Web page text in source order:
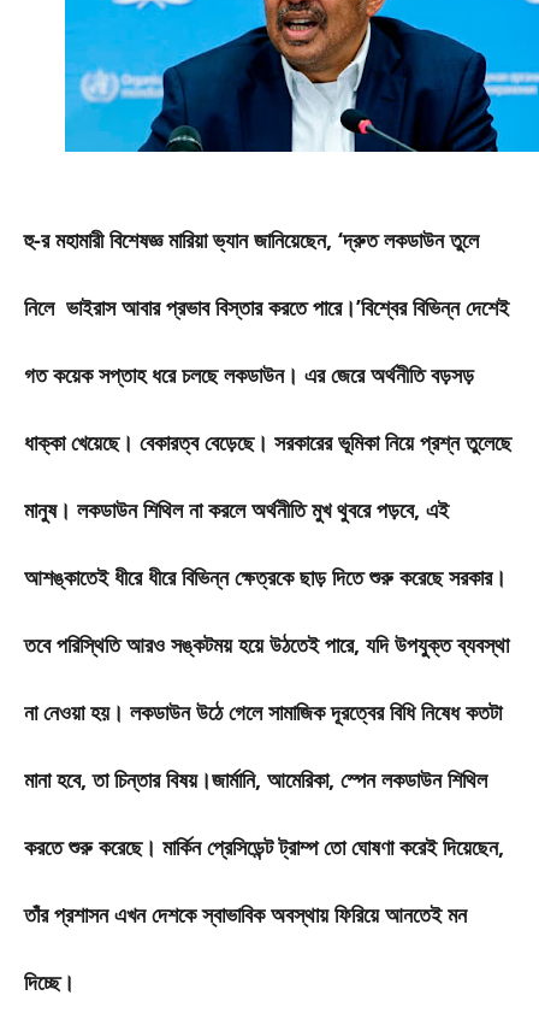
হু-র মহামারী বিশেষজ্ঞ মারিয়া ভ্যান জানিয়েছেন, ‘দ্রুত লকডাউন তুলে
নিলে ভাইরাস আবার প্রভাব বিস্তার করতে পারে।’বিশ্বের বিভিন্ন দেশেই
গত কয়েক সপ্তাহ ধরে চলছে লকডাউন। এর জেরে অর্থনীতি বড়সড়
ধাক্কা খেয়েছে। বেকারত্ব বেড়েছে। সরকারের ভূমিকা নিয়ে প্রশ্ন তুলেছে
মানুষ। লকডাউন শিথিল না করলে অর্থনীতি মুখ থুবরে পড়বে, এই
আশঙ্কাতেই ধীরে ধীরে বিভিন্ন ক্ষেত্রকে ছাড় দিতে শুরু করেছে সরকার।
তবে পরিস্থিতি আরও সঙ্কটময় হয়ে উঠতেই পারে, যদি উপযুক্ত ব্যবস্থা
না নেওয়া হয়। লকডাউন উঠে গেলে সামাজিক দূরত্বের বিধি নিষেধ কতটা
মানা হবে, তা চিন্তার বিষয়।জার্মানি, আমেরিকা, স্পেন লকডাউন শিথিল
করতে শুরু করেছে। মার্কিন প্রেসিডেন্ট ট্রাম্প তো ঘোষণা করেই দিয়েছেন,
তাঁর প্রশাসন এখন দেশকে স্বাভাবিক অবস্থায় ফিরিয়ে আনতেই মন
দিচ্ছে।